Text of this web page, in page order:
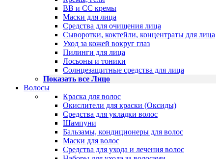
BB и CC кремы
Маски для лица
Средства для очищения лица
Сыворотки, коктейли, концентраты для лица
Уход за кожей вокруг глаз
Пилинги для лица
Лосьоны и тоники
Солнцезащитные средства для лица
Показать все Лицо
Волосы
Краска для волос
Окислители для краски (Оксиды)
Средства для укладки волос
Шампуни
Бальзамы, кондиционеры для волос
Маски для волос
Средства для ухода и лечения волос